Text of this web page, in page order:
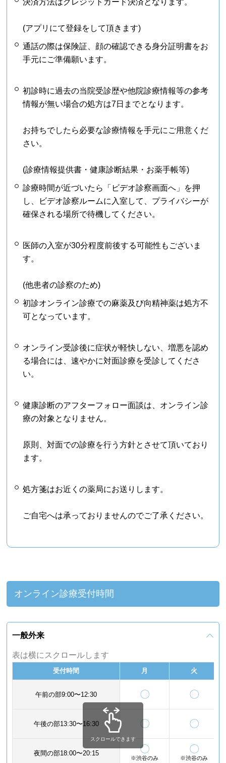
決済方法はクレジットカード決済となります。
(アプリにて登録をして頂きます)
通話の際は保険証、顔の確認できる身分証明書をお
手元にご準備願います。
初診時に過去の当院受診歴や他院診療情報等の参考
情報が無い場合の処方は7日までとなります。
お持ちでしたら必要な診療情報を手元にご用意くだ
さい。
(診療情報提供書・健康診断結果・お薬手帳等)
診療時間が近づいたら「ビデオ診察画面へ」を押
し、ビデオ診察ルームに入室して、プライバシーが
確保される場所で待機してください。
医師の入室が30分程度前後する可能性もございま
す。
(他患者の診察のため)
初診オンライン診療での麻薬及び向精神薬は処方不
可となっています。
オンライン受診後に症状が軽快しない、増悪を認め
る場合には、速やかに対面診療を受診してくださ
い。
健康診断のアフターフォロー面談は、オンライン診
療の対象となりません。
原則、対面での診療を行う方針とさせて頂いており
ます。
処方箋はお近くの薬局にお送りします。
ご自宅へは承っておりませんのでご了承ください。
オンライン診療受付時間
一般外来
表は横にスクロールします
受付時間 月 火
午前の部9:00〜12:30 〇 〇
午後の部13:30〜16:30 〇 〇
夜間の部18:00〜20:15 〇
※渋谷のみ
〇
※渋谷のみ
スクロールできます